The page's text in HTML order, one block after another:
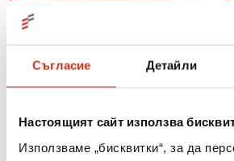
Съгласие Детайли
Настоящият сайт използва
Използваме „бисквитки“, за да
Изи Кредит е твоят виртуален
пари